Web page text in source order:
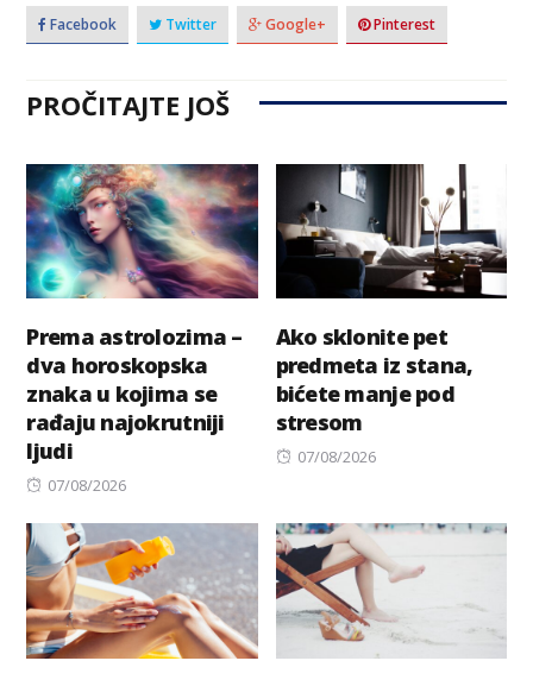
Facebook Twitter Google+ Pinterest
PROČITAJTE JOŠ
Prema astrolozima –
dva horoskopska
znaka u kojima se
rađaju najokrutniji
ljudi
Posted
07/08/2026
Ako sklonite pet
predmeta iz stana,
bićete manje pod
stresom
Posted
07/08/2026